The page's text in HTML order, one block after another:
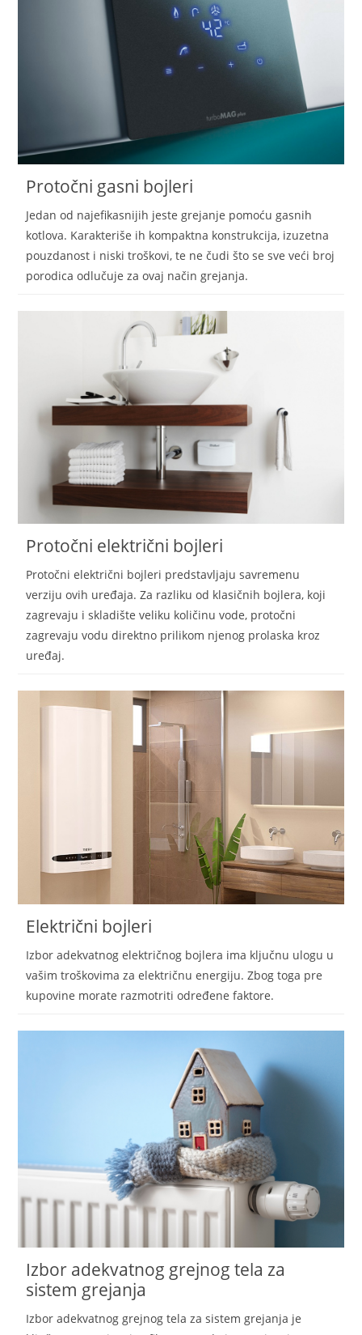
Protočni gasni bojleri
Jedan od najefikasnijih jeste grejanje pomoću gasnih
kotlova. Karakteriše ih kompaktna konstrukcija, izuzetna
pouzdanost i niski troškovi, te ne čudi što se sve veći broj
porodica odlučuje za ovaj način grejanja.
Protočni električni bojleri
Protočni električni bojleri predstavljaju savremenu
verziju ovih uređaja. Za razliku od klasičnih bojlera, koji
zagrevaju i skladište veliku količinu vode, protočni
zagrevaju vodu direktno prilikom njenog prolaska kroz
uređaj.
Električni bojleri
Izbor adekvatnog električnog bojlera ima ključnu ulogu u
vašim troškovima za električnu energiju. Zbog toga pre
kupovine morate razmotriti određene faktore.
Izbor adekvatnog grejnog tela za
sistem grejanja
Izbor adekvatnog grejnog tela za sistem grejanja je